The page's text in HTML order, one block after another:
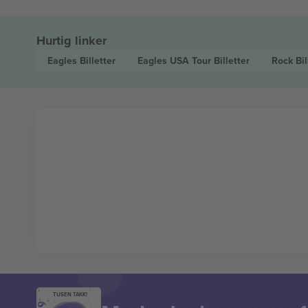
Hurtig linker
Eagles Billetter Eagles USA Tour Billetter Rock
TUSEN TAKK!